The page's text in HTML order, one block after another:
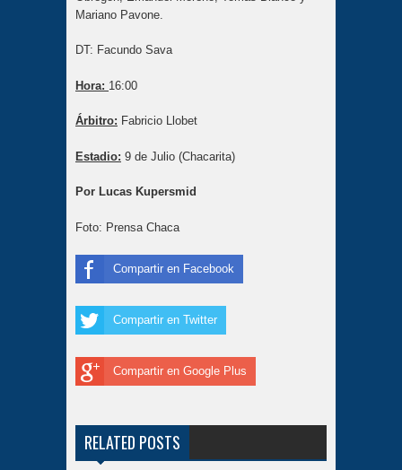
Mariano Pavone.
DT: Facundo Sava
Hora: 16:00
Árbitro: Fabricio Llobet
Estadio: 9 de Julio (Chacarita)
Por Lucas Kupersmid
Foto: Prensa Chaca
Compartir en Facebook
Compartir en Twitter
Compartir en Google Plus
RELATED POSTS